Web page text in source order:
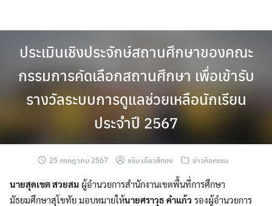
content
ประเมินเชิงประจักษ์สถานศึกษาของคณะ
กรรมการคัดเลือกสถานศึกษา เพื่อเข้ารับ
รางวัลระบบการดูแลช่วยเหลือนักเรียน
ประจำปี 2567
25 กรกฎาคม 2567 ชริน เขียวสีทอง ข่าวกิจกรรม
นายสุดเขต สวยสม ผู้อำนวยการสำนักงานเขตพื้นที่การศึกษา
มัธยมศึกษาสุโขทัย มอบหมายให้นายศราวุธ คำแก้ว รองผู้อำนวยการ